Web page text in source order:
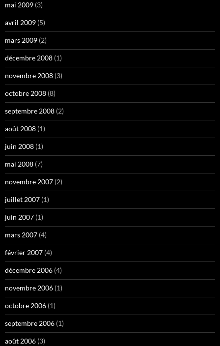
mai 2009 (3)
avril 2009 (5)
mars 2009 (2)
décembre 2008 (1)
novembre 2008 (3)
octobre 2008 (8)
septembre 2008 (2)
août 2008 (1)
juin 2008 (1)
mai 2008 (7)
novembre 2007 (2)
juillet 2007 (1)
juin 2007 (1)
mars 2007 (4)
février 2007 (4)
décembre 2006 (4)
novembre 2006 (1)
octobre 2006 (1)
septembre 2006 (1)
août 2006 (3)